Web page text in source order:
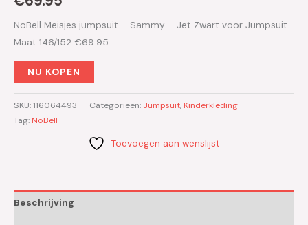
NoBell Meisjes jumpsuit – Sammy – Jet Zwart voor Jumpsuit
Maat 146/152 €69.95
NU KOPEN
SKU:116064493 Categorieën: Jumpsuit, Kinderkleding
Tag: NoBell
Toevoegen aan wenslijst
Beschrijving